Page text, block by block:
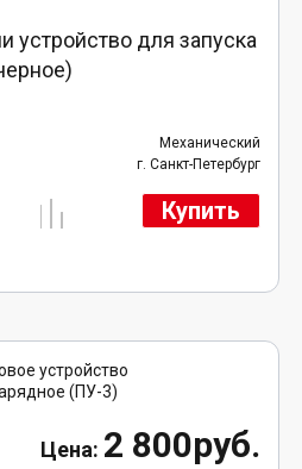
устройство для запуска
Механический
г. Санкт-Петербург
Купить
2 800руб.